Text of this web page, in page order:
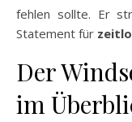
fehlen sollte. Er
Statement für
Der
im